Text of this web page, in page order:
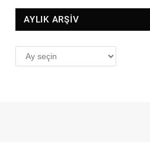
AYLIK ARŞİV
AYLIK
ARŞİV